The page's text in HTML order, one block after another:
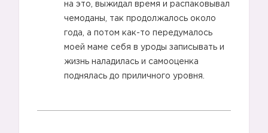
на это, выжидал время и распаковывал
чемоданы, так продолжалось около
года, а потом как-то передумалось
моей маме себя в уроды записывать и
жизнь наладилась и самооценка
поднялась до приличного уровня.